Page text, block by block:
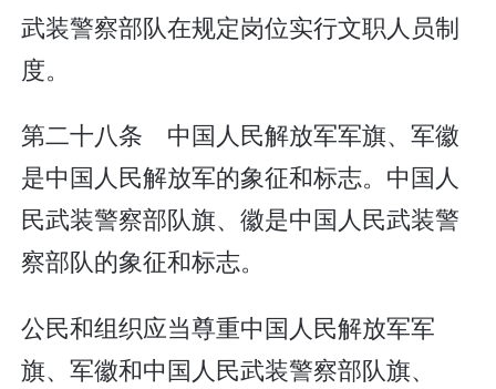
武装警察部队在规定岗位实行文职人员制
度。
第二十八条 中国人民解放军军旗、军徽
是中国人民解放军的象征和标志。中国人
民武装警察部队旗、徽是中国人民武装警
察部队的象征和标志。
公民和组织应当尊重中国人民解放军军
旗、军徽和中国人民武装警察部队旗、